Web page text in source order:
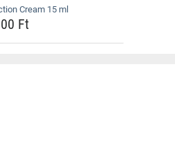
Cream 15 ml
Ft